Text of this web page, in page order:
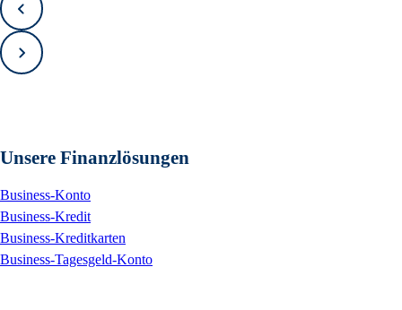
Zurück
Vorwärts
Unsere Finanzlösungen
Business-Konto
Business-Kredit
Business-Kreditkarten
Business-Tagesgeld-Konto